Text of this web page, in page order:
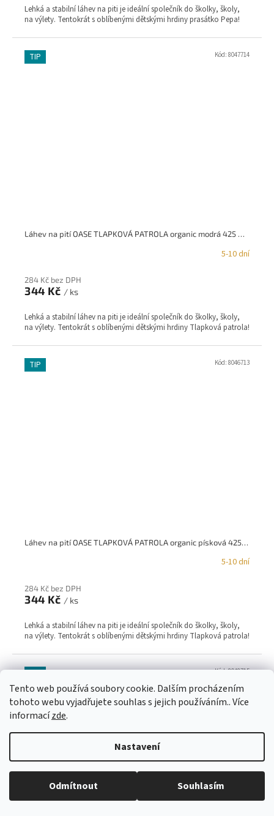
Tento web používá soubory cookie. Dalším procházením
tohoto webu vyjadřujete souhlas s jejich používáním.. Více
informacízde.
Nastavení
Odmítnout Souhlasím
Lehká a stabilní láhev na piti je ideální společník do školky, školy,
na výlety. Tentokrát s oblíbenými dětskými hrdiny prasátko Pepa!
TIP
Láhev na pití OASE TLAPKOVÁ PATROLA organic modrá 425 ml KOZIOL
5-10 dní
284 Kč bez DPH
344 Kč / ks
Lehká a stabilní láhev na piti je ideální společník do školky, školy,
na výlety. Tentokrát s oblíbenými dětskými hrdiny Tlapková patrola!
Kód: 8047714
TIP
Láhev na pití OASE TLAPKOVÁ PATROLA organic písková 425 ml KOZIOL
5-10 dní
284 Kč bez DPH
344 Kč / ks
Lehká a stabilní láhev na piti je ideální společník do školky, školy,
na výlety. Tentokrát s oblíbenými dětskými hrdiny Tlapková patrola!
Kód: 8046713
TIP Kód:8048715